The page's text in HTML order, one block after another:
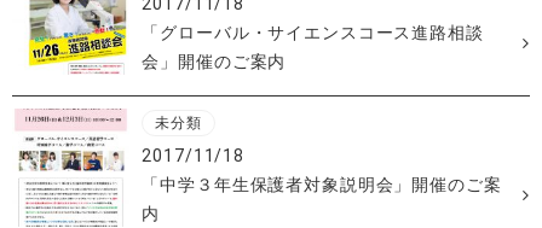
2017/11/18
「グローバル・サイエンスコース進路相談
会」開催のご案内
未分類
2017/11/18
「中学３年生保護者対象説明会」開催のご案
内